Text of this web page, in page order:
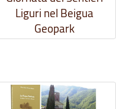
Liguri nel Beigua
Geopark